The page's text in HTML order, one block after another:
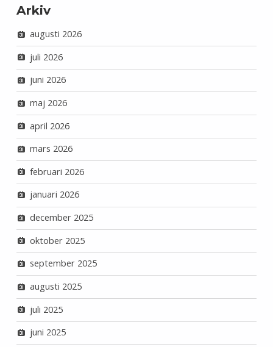
Arkiv
augusti 2026
juli 2026
juni 2026
maj 2026
april 2026
mars 2026
februari 2026
januari 2026
december 2025
oktober 2025
september 2025
augusti 2025
juli 2025
juni 2025